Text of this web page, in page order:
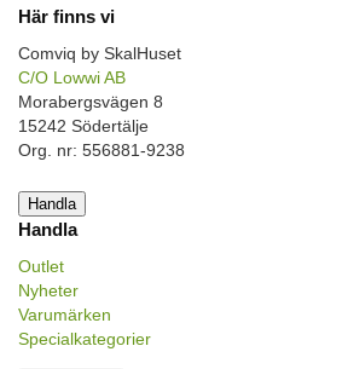
Här finns vi
Comviq by SkalHuset
C/O Lowwi AB
Morabergsvägen 8
15242 Södertälje
Org. nr: 556881-9238
Handla
Handla
Outlet
Nyheter
Varumärken
Specialkategorier